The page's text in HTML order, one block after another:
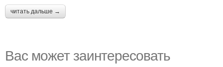
читать дальше →
Вас может заинтересовать